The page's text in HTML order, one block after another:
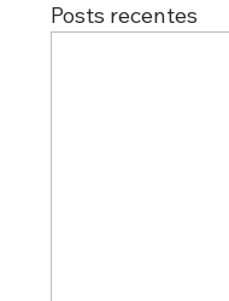
Posts recentes